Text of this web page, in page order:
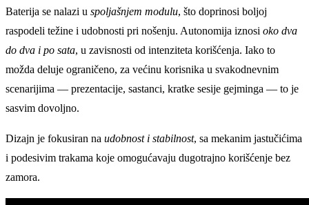
Baterija se nalazi u spoljašnjem modulu, što doprinosi boljoj
raspodeli težine i udobnosti pri nošenju. Autonomija iznosi oko dva
do dva i po sata, u zavisnosti od intenziteta korišćenja. Iako to
možda deluje ograničeno, za većinu korisnika u svakodnevnim
scenarijima — prezentacije, sastanci, kratke sesije gejminga — to je
sasvim dovoljno.
Dizajn je fokusiran na udobnost i stabilnost, sa mekanim jastučićima
i podesivim trakama koje omogućavaju dugotrajno korišćenje bez
zamora.